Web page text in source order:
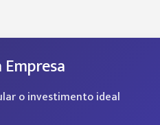
o investimento ideal